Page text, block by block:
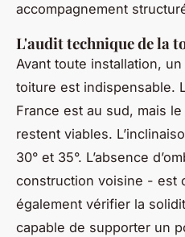
accompagnement
L'audit technique de la
Avant toute installation,
toiture est indispensable.
France est au sud, mais
restent viables.
30° et 35°. L’absence
construction voisine - est
également vérifier la
capable de supporter un